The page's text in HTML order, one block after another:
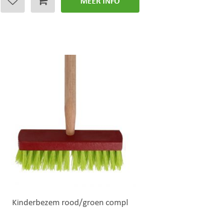
Kinderbezem rood/groen compl